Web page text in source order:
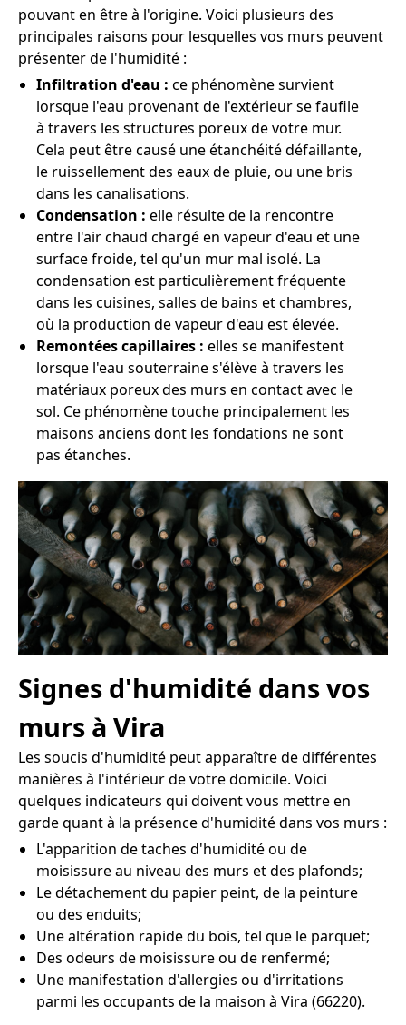
pouvant en être à l'origine. Voici plusieurs des
principales raisons pour lesquelles vos murs peuvent
présenter de l'humidité :
Infiltration d'eau : ce phénomène survient
lorsque l'eau provenant de l'extérieur se faufile
à travers les structures poreux de votre mur.
Cela peut être causé une étanchéité défaillante,
le ruissellement des eaux de pluie, ou une bris
dans les canalisations.
Condensation : elle résulte de la rencontre
entre l'air chaud chargé en vapeur d'eau et une
surface froide, tel qu'un mur mal isolé. La
condensation est particulièrement fréquente
dans les cuisines, salles de bains et chambres,
où la production de vapeur d'eau est élevée.
Remontées capillaires : elles se manifestent
lorsque l'eau souterraine s'élève à travers les
matériaux poreux des murs en contact avec le
sol. Ce phénomène touche principalement les
maisons anciens dont les fondations ne sont
pas étanches.
Signes d'humidité dans vos
murs à Vira
Les soucis d'humidité peut apparaître de différentes
manières à l'intérieur de votre domicile. Voici
quelques indicateurs qui doivent vous mettre en
garde quant à la présence d'humidité dans vos murs :
L'apparition de taches d'humidité ou de
moisissure au niveau des murs et des plafonds;
Le détachement du papier peint, de la peinture
ou des enduits;
Une altération rapide du bois, tel que le parquet;
Des odeurs de moisissure ou de renfermé;
Une manifestation d'allergies ou d'irritations
parmi les occupants de la maison à Vira (66220).